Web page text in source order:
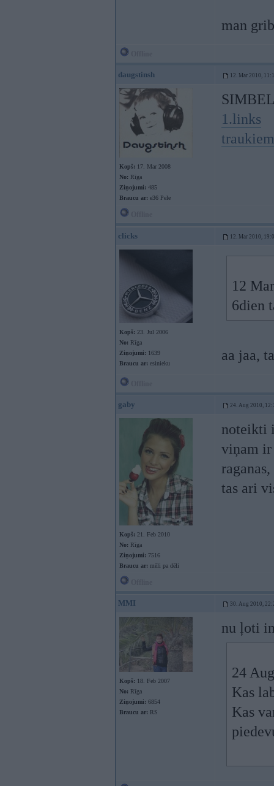
man
daugstinsh 12. Mar 2010,
Kopš: 17. Mar 2008
No: Rīga
Ziņojumi: 485
Braucu ar: e36 Pele
1.links
clicks 12. Mar 2010,
Kopš: 23. Jul 2006
No: Rīga
Ziņojumi: 1639
Braucu ar: esinieku
12
6dien
aa jaa,
gaby 24. Aug 2010,
Kopš: 21. Feb 2010
No: Rīga
Ziņojumi: 7516
Braucu ar: mēli pa dēli
noteikti
viņam ir
tas ari
MMI 30. Aug 2010,
Kopš: 18. Feb 2007
No: Rīga
Ziņojumi: 6854
Braucu ar: RS
nu ļoti
24
Kas
Kas